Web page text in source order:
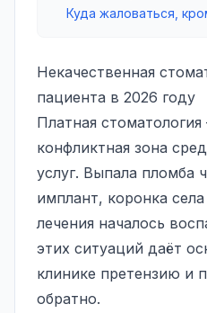
Куда жаловаться,
Некачественная
пациента в 2026 году
Платная
конфликтная зона
услуг. Выпала пломба
имплант, коронка
лечения началось
этих ситуаций даёт
клинике претензию и
обратно.